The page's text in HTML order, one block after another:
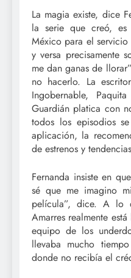
La magia existe, dice
la serie que creó,
México para el
y versa precisamente
me dan ganas de
no hacerlo. La
Ingobernable,
Guardián platica con
todos los episodios
aplicación, la
de estrenos y
Fernanda insiste en
sé que me imagino
película”, dice. A lo
Amarres realmente
equipo de los
llevaba mucho
donde no recibía el